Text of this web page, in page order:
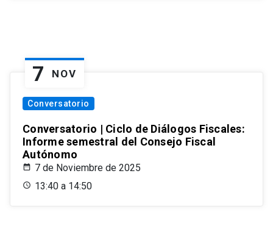
7 NOV
Conversatorio
Conversatorio | Ciclo de Diálogos Fiscales:
Informe semestral del Consejo Fiscal
Autónomo
7 de Noviembre de 2025
13:40 a 14:50